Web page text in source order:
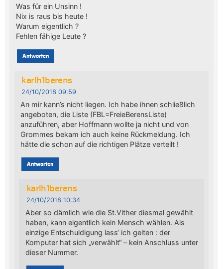
Was für ein Unsinn !
Nix is raus bis heute !
Warum eigentlich ?
Fehlen fähige Leute ?
Antworten
karlh1berens
24/10/2018 09:59
An mir kann’s nicht liegen. Ich habe ihnen schließlich
angeboten, die Liste (FBL=FreieBerensListe)
anzuführen, aber Hoffmann wollte ja nicht und von
Grommes bekam ich auch keine Rückmeldung. Ich
hätte die schon auf die richtigen Plätze verteilt !
Antworten
karlh1berens
24/10/2018 10:34
Aber so dämlich wie die St.Vither diesmal gewählt
haben, kann eigentlich kein Mensch wählen. Als
einzige Entschuldigung lass‘ ich gelten : der
Komputer hat sich „verwählt“ – kein Anschluss unter
dieser Nummer.